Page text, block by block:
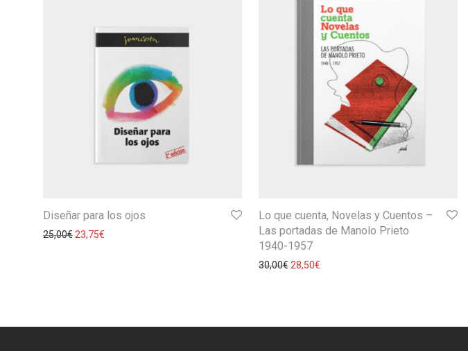
Diseñar para los ojos
25,00€ 23,75€
Lo que cuenta, Novelas y Cuentos –
Las portadas de Manolo Prieto
1940-1957
30,00€ 28,50€